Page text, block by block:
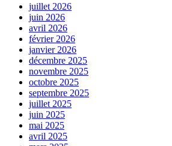
juillet 2026
juin 2026
avril 2026
février 2026
janvier 2026
décembre 2025
novembre 2025
octobre 2025
septembre 2025
juillet 2025
juin 2025
mai 2025
avril 2025